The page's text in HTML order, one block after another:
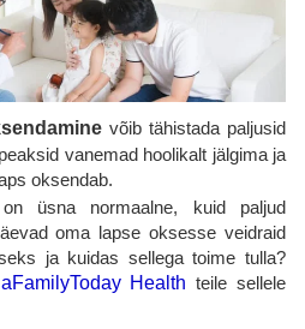
võib tähistada paljusid
vanemad hoolikalt jälgima ja
oksendab.
üsna normaalne, kuid paljud
oma lapse oksesse veidraid
ja kuidas sellega toime tulla?
aFamilyToday Health teile sellele